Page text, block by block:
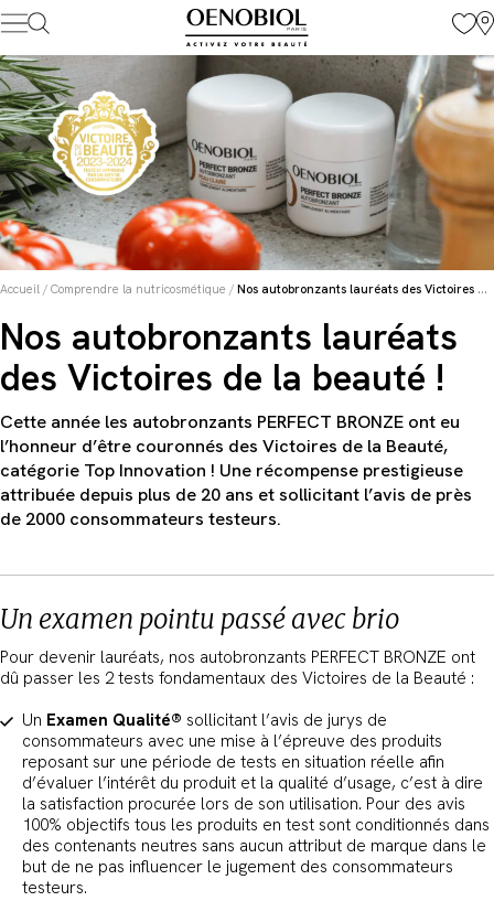
Skip
to
content
Accueil / Comprendre la nutricosmétique / Nos autobronzants lauréats des Victoires de la beauté !
Nos autobronzants lauréats
des Victoires de la beauté !
Cette année les autobronzants PERFECT BRONZE ont eu
l’honneur d’être couronnés des Victoires de la Beauté,
catégorie Top Innovation ! Une récompense prestigieuse
attribuée depuis plus de 20 ans et sollicitant l’avis de près
de 2000 consommateurs testeurs.
Un examen pointu passé avec brio
Pour devenir lauréats, nos autobronzants PERFECT BRONZE ont
dû passer les 2 tests fondamentaux des Victoires de la Beauté :
Un Examen Qualité® sollicitant l’avis de jurys de
consommateurs avec une mise à l’épreuve des produits
reposant sur une période de tests en situation réelle afin
d’évaluer l’intérêt du produit et la qualité d’usage, c’est à dire
la satisfaction procurée lors de son utilisation. Pour des avis
100% objectifs tous les produits en test sont conditionnés dans
des contenants neutres sans aucun attribut de marque dans le
but de ne pas influencer le jugement des consommateurs
testeurs.